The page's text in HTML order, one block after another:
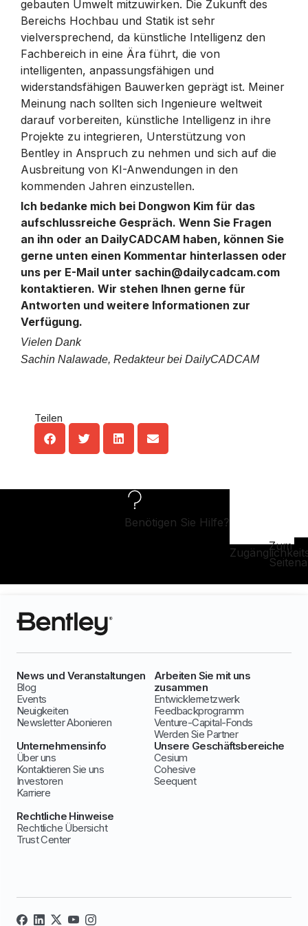
gebauten Umwelt mitzuwirken. Die Zukunft des
Bereichs Hochbau und Statik ist sehr
vielversprechend, da künstliche Intelligenz den
Fachbereich in eine Ära führt, die von
intelligenten, anpassungsfähigen und
widerstandsfähigen Bauwerken geprägt ist. Meiner
Meinung nach sollten sich Ingenieure weltweit
darauf vorbereiten, künstliche Intelligenz in ihre
Projekte zu integrieren, Unterstützung von
Bentley in Anspruch zu nehmen und sich auf die
Ausbreitung von KI-Anwendungen in den
kommenden Jahren einzustellen.
Ich bedanke mich bei Dongwon Kim für das
aufschlussreiche Gespräch. Wenn Sie Fragen
an ihn oder an DailyCADCAM haben, können Sie
gerne unten einen Kommentar hinterlassen oder
uns per E-Mail unter sachin@dailycadcam.com
kontaktieren. Wir stehen Ihnen gerne für
Antworten und weitere Informationen zur
Verfügung.
Vielen Dank
Sachin Nalawade, Redakteur bei DailyCADCAM
Teilen
Benötigen Sie Hilfe?
Zum
News und Veranstaltungen
Blog
Events
Neuigkeiten
Newsletter Abonieren
Arbeiten Sie mit uns
zusammen
Entwicklernetzwerk
Feedbackprogramm
Venture-Capital-Fonds
Werden Sie Partner
Unternehmensinfo
Über uns
Kontaktieren Sie uns
Investoren
Karriere
Unsere Geschäftsbereiche
Cesium
Cohesive
Seequent
Rechtliche Hinweise
Rechtliche Übersicht
Trust Center